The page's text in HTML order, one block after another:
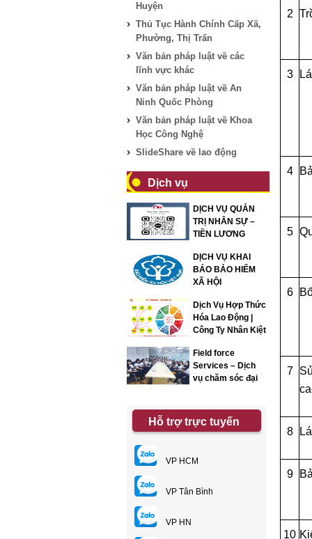
Huyện
Thủ Tục Hành Chính Cấp Xã,
Phường, Thị Trấn
Văn bản pháp luật về các
lĩnh vực khác
Văn bản pháp luật về An
Ninh Quốc Phòng
Văn bản pháp luật về Khoa
Học Công Nghệ
SlideShare về lao động
Dịch vụ
DỊCH VỤ QUẢN
TRỊ NHÂN SỰ –
TIỀN LƯƠNG
DỊCH VỤ KHAI
BÁO BẢO HIỂM
XÃ HỘI
Dịch Vụ Hợp Thức
Hóa Lao Động |
Công Ty Nhân Kiệt
Field force
Services – Dịch
vụ chăm sóc đại
Hỗ trợ trực tuyến
VP HCM
VP Tân Bình
VP HN
2
3
4
5
6
7
8
9
10